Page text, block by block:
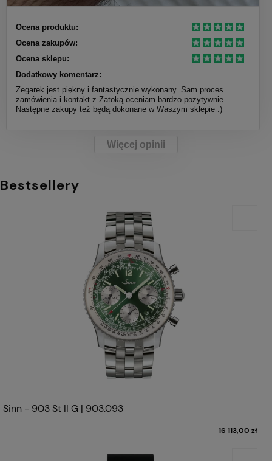
Ocena produktu:
Ocena zakupów:
Ocena sklepu:
Dodatkowy komentarz:
Zegarek jest piękny i fantastycznie wykonany. Sam proces
zamówienia i kontakt z Zatoką oceniam bardzo pozytywnie.
Następne zakupy też będą dokonane w Waszym sklepie :)
Więcej opinii
Bestsellery
Sinn - 903 St II G | 903.093
16 113,00 zł